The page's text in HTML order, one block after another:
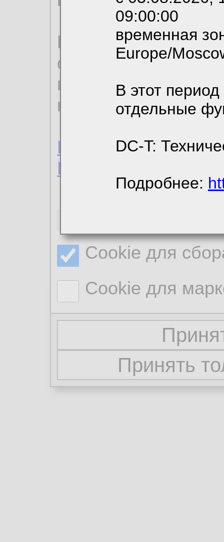
09:00:00
временная
Europe/
В этот
отдельные
DC-T:
Подробнее:
По
ознакомиться с
пользовательским
Пользовательское
Политика
Cookie для
Cookie для